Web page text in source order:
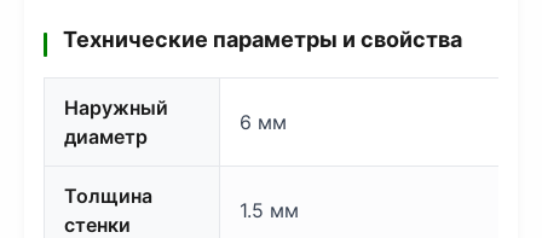
Технические параметры и свойства
Наружный
диаметр
6 мм
Толщина
стенки
1.5 мм